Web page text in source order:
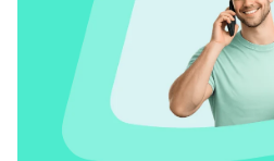
пока не подвела да и потом не
подведёт. Супруга довольна,
ребёнок доволен, с машиной
проблем нет, хватит и я
доволен.